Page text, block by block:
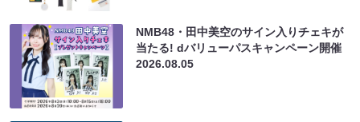
NMB48・田中美空のサイン入りチェキが
当たる! dバリューパスキャンペーン開催
2026.08.05